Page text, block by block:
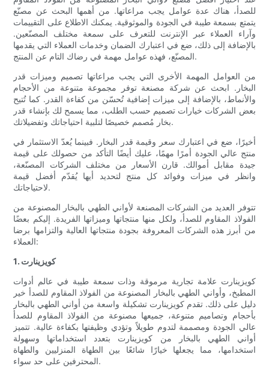
للصدأ، هناك عدة عوامل يجب مراعاتها. من أهمها البحث عن مصنّع
يتمتع بسمعة طيبة في الجودة والموثوقية. يمكنك الاطلاع على التقييمات
وآراء العملاء عبر الإنترنت للتعرف على سمعة مختلف المصنّعين.
بالإضافة إلى ذلك، ضع في اعتبارك الضمان وخدمات العملاء التي يقدمها
المصنّع، فهذه عوامل مهمة في رضاك ​​التام عن المنتج.
من العوامل المهمة الأخرى التي يجب مراعاتها تصميم وميزات قدر
البخار. ابحث عن شركة مصنعة توفر مجموعة متنوعة من الأحجام
والأنماط، بالإضافة إلى ميزات إضافية تُحسّن من كفاءة القدر. كما تُتيح
بعض الشركات خيارات تصميم حسب الطلب، مما يسمح لك بإنشاء قدر
بخار مُصمم خصيصًا لتلبية احتياجاتك وتفضيلاتك.
أخيرًا، ضع في اعتبارك سعر وقيمة قدر البخار. فبينما يُعدّ الاستثمار في
منتج عالي الجودة أمرًا مهمًا، عليك أيضًا التأكد من حصولك على قيمة
جيدة مقابل أموالك. قارن الأسعار من مختلف الشركات المصنّعة،
وانظر في ميزات وفوائد كل منتج لتحديد أيها يُقدّم أفضل قيمة
لاحتياجاتك.
تتوفر العديد من الشركات المصنعة لأواني الطهي بالبخار المصنوعة من
الفولاذ المقاوم للصدأ، ولكل منها منتجاتها وميزاتها الفريدة. إليكم بعضًا
من أبرز هذه الشركات المعروفة بجودة منتجاتها العالية والتزامها برضا
العملاء:
1. كويزينارت
كويزينارت علامة تجارية مرموقة وذات سمعة طيبة في عالم أدوات
المطبخ، وأواني الطهي بالبخار المصنوعة من الفولاذ المقاوم للصدأ خير
دليل على ذلك. تقدم كويزينارت تشكيلة واسعة من أواني الطهي بالبخار
بأحجام وتصاميم متنوعة، جميعها مصنوعة من الفولاذ المقاوم للصدأ
عالي الجودة ومصممة لتدوم طويلاً وتؤدي وظيفتها بكفاءة عالية. تتميز
أواني الطهي بالبخار من كويزينارت بتعدد استخداماتها وسهولة
استخدامها، مما يجعلها خيارًا شائعًا بين الطهاة المنزليين والطهاة
المحترفين على حد سواء.